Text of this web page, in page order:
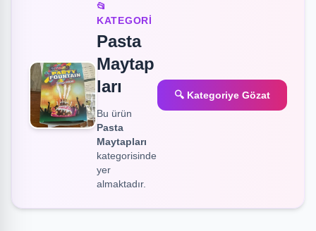
📂
KATEGORI
Pasta
Maytap
ları
Bu ürün
Pasta
Maytapları
kategorisinde
yer
almaktadır.
🔍 Kategoriye Gözat